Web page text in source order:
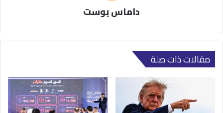
داماس بوست
مقالات ذات صلة